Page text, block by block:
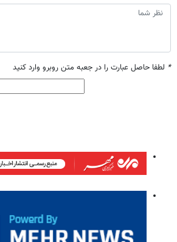
* لطفا حاصل عبارت را در جعبه متن روبرو وارد کنید